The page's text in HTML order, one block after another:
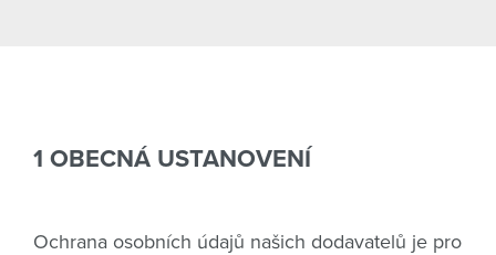
1 OBECNÁ USTANOVENÍ
Ochrana osobních údajů našich dodavatelů je pro